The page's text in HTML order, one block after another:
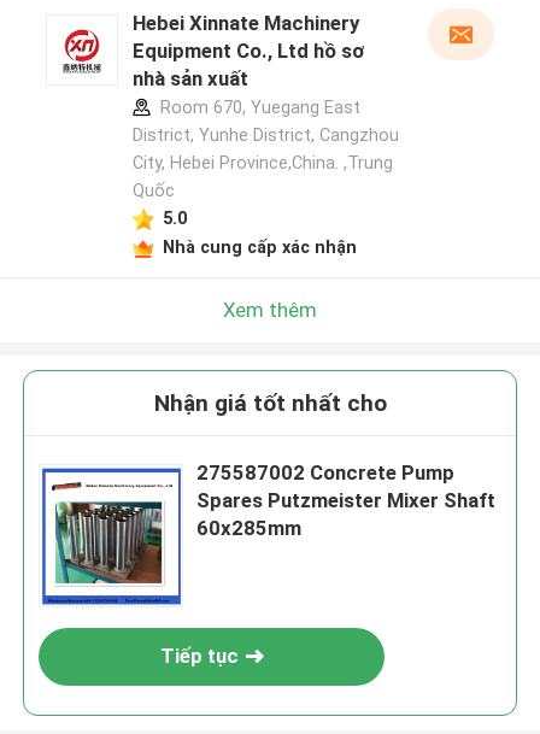
Hebei Xinnate Machinery
Equipment Co., Ltd hồ sơ
nhà sản xuất
Room 670, Yuegang East
District, Yunhe District, Cangzhou
City, Hebei Province,China. ,Trung
Quốc
5.0
Nhà cung cấp xác nhận
Xem thêm
Nhận giá tốt nhất cho
275587002 Concrete Pump
Spares Putzmeister Mixer Shaft
60x285mm
Tiếp tục